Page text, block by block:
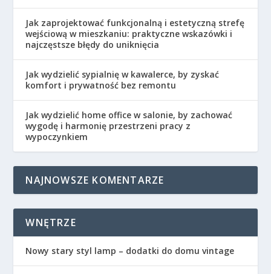
Jak zaprojektować funkcjonalną i estetyczną strefę
wejściową w mieszkaniu: praktyczne wskazówki i
najczęstsze błędy do uniknięcia
Jak wydzielić sypialnię w kawalerce, by zyskać
komfort i prywatność bez remontu
Jak wydzielić home office w salonie, by zachować
wygodę i harmonię przestrzeni pracy z
wypoczynkiem
NAJNOWSZE KOMENTARZE
WNĘTRZE
Nowy stary styl lamp – dodatki do domu vintage